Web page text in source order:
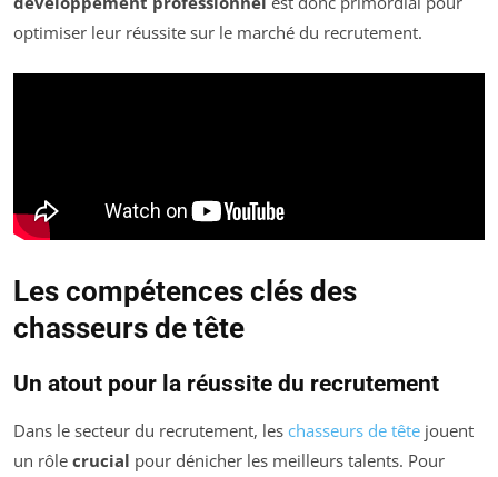
optimiser leur réussite sur le marché du recrutement.
Les compétences clés des
chasseurs de tête
Un atout pour la réussite du recrutement
Dans le secteur du recrutement, les chasseurs de tête jouent
un rôle crucial pour dénicher les meilleurs talents. Pour